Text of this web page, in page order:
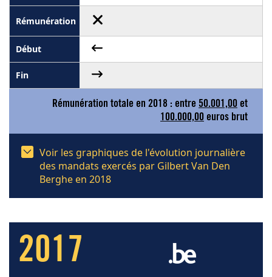
Rémunération totale en 2018 : entre 50.001,00 et
100.000,00 euros brut
Voir les graphiques de l'évolution journalière
des mandats exercés par Gilbert Van Den
Berghe en 2018
2017